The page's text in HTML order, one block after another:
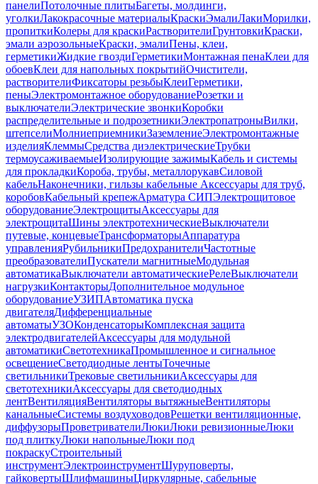
панелиПотолочные плитыБагеты, молдинги,
уголкиЛакокрасочные материалыКраскиЭмалиЛакиМорилки,
пропиткиКолеры для краскиРастворителиГрунтовкиКраски,
эмали аэрозольныеКраски, эмалиПены, клеи,
герметикиЖидкие гвоздиГерметикиМонтажная пенаКлеи для
обоевКлеи для напольных покрытийОчистители,
растворителиФиксаторы резьбыКлеиГерметики,
пеныЭлектромонтажное оборудованиеРозетки и
выключателиЭлектрические звонкиКоробки
распределительные и подрозетникиЭлектропатроныВилки,
штепселиМолниеприемникиЗаземлениеЭлектромонтажные
изделияКлеммыСредства диэлектрическиеТрубки
термоусаживаемыеИзолирующие зажимыКабель и системы
для прокладкиКороба, трубы, металлорукавСиловой
кабельНаконечники, гильзы кабельные Аксессуары для труб,
коробовКабельный крепежАрматура СИПЭлектрощитовое
оборудованиеЭлектрощитыАксессуары для
электрощитаШины электротехническиеВыключатели
путевые, концевыеТрансформаторыАппаратура
управленияРубильникиПредохранителиЧастотные
преобразователиПускатели магнитныеМодульная
автоматикаВыключатели автоматическиеРелеВыключатели
нагрузкиКонтакторыДополнительное модульное
оборудованиеУЗИПАвтоматика пуска
двигателяДифференциальные
автоматыУЗОКонденсаторыКомплексная защита
электродвигателейАксессуары для модульной
автоматикиСветотехникаПромышленное и сигнальное
освещениеСветодиодные лентыТочечные
светильникиТрековые светильникиАксессуары для
светотехникиАксессуары для светодиодных
лентВентиляцияВентиляторы вытяжныеВентиляторы
канальныеСистемы воздуховодовРешетки вентиляционные,
диффузорыПроветривателиЛюкиЛюки ревизионныеЛюки
под плиткуЛюки напольныеЛюки под
покраскуСтроительный
инструментЭлектроинструментШуруповерты,
гайковертыШлифмашиныЦиркулярные, сабельные